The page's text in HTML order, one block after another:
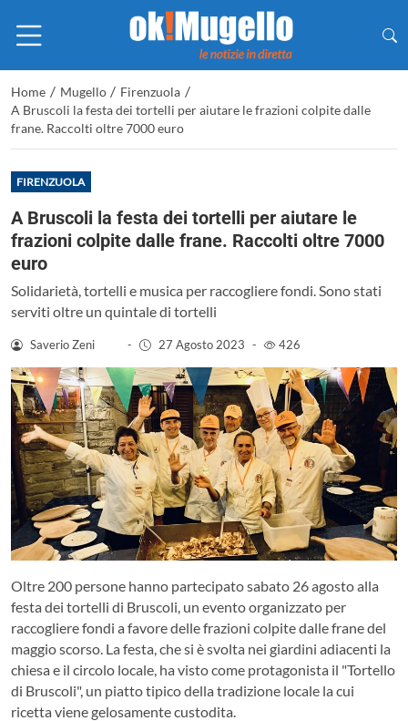
Home / Mugello / Firenzuola /
A Bruscoli la festa dei tortelli per aiutare le frazioni colpite dalle
frane. Raccolti oltre 7000 euro
FIRENZUOLA
A Bruscoli la festa dei tortelli per aiutare le
frazioni colpite dalle frane. Raccolti oltre 7000
euro
Solidarietà, tortelli e musica per raccogliere fondi. Sono stati
serviti oltre un quintale di tortelli
Saverio Zeni - 27 Agosto 2023 - 426
Oltre 200 persone hanno partecipato sabato 26 agosto alla
festa dei tortelli di Bruscoli, un evento organizzato per
raccogliere fondi a favore delle frazioni colpite dalle frane del
maggio scorso. La festa, che si è svolta nei giardini adiacenti la
chiesa e il circolo locale, ha visto come protagonista il "Tortello
di Bruscoli", un piatto tipico della tradizione locale la cui
ricetta viene gelosamente custodita.